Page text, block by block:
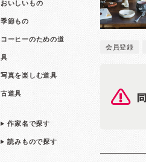
おいしいもの
季節もの
コーヒーのための道
具
写真を楽しむ道具
古道具
作家名で探す
読みもので探す
会員登録